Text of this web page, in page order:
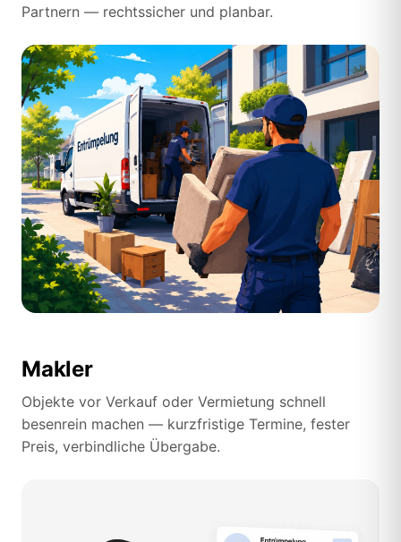
Partnern — rechtssicher und planbar.
Makler
Objekte vor Verkauf oder Vermietung schnell
besenrein machen — kurzfristige Termine, fester
Preis, verbindliche Übergabe.